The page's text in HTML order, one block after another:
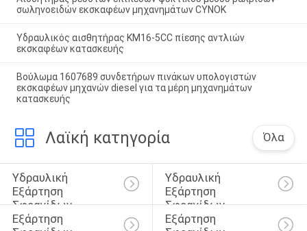
σωληνοειδών εκσκαφέων μηχανημάτων CYNOK
Υδραυλικός αισθητήρας KM16-5CC πίεσης αντλιών
εκσκαφέων κατασκευής
Βούλωμα 1607689 συνδετήρων πινάκων υπολογιστών
εκσκαφέων μηχανών diesel για τα μέρη μηχανημάτων
κατασκευής
Λαϊκή κατηγορία Όλα
Υδραυλική
Εξάρτηση
Σφραγίδων
Κυλίνδρων
Υδραυλική
Εξάρτηση
Σφραγίδων
Διακοπτών
Εξάρτηση
Εξάρτηση